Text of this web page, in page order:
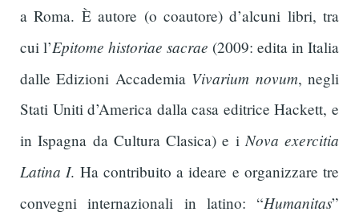
a Roma. È autore (o coautore) d’alcuni libri, tra
cui l’Epitome historiae sacrae (2009: edita in Italia
dalle Edizioni Accademia Vivarium novum, negli
Stati Uniti d’America dalla casa editrice Hackett, e
in Ispagna da Cultura Clasica) e i Nova exercitia
Latina I. Ha contribuito a ideare e organizzare tre
convegni internazionali in latino: “Humanitas”